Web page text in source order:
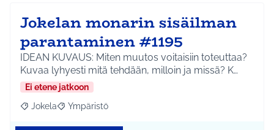
Jokelan monarin sisäilman
parantaminen #1195
IDEAN KUVAUS: Miten muutos voitaisiin toteuttaa?
Kuvaa lyhyesti mitä tehdään, milloin ja missä? K…
Ei etene jatkoon
Rajaa tulokset aihepiirin mukaan: Jokela
Jokela Rajaa tulokset teeman mukaan: Ympäristö
Ympäristö